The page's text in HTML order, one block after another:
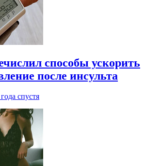
способы ускорить
после инсульта
спустя